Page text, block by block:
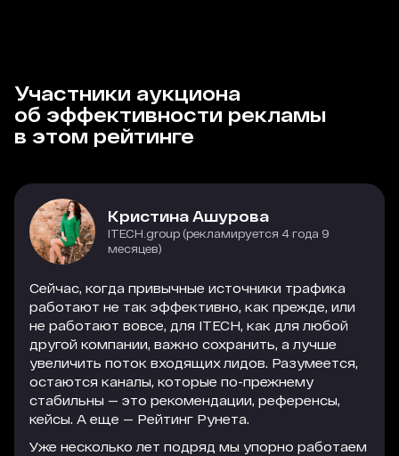
Участники аукциона
об эффективности рекламы
в этом рейтинге
Кристина Ашурова
ITECH.group (рекламируется 4 года 9
месяцев)
Сейчас, когда привычные источники трафика
работают не так эффективно, как прежде, или
не работают вовсе, для ITECH, как для любой
другой компании, важно сохранить, а лучше
увеличить поток входящих лидов. Разумеется,
остаются каналы, которые по-прежнему
стабильны — это рекомендации, референсы,
кейсы. А еще — Рейтинг Рунета.
Уже несколько лет подряд мы упорно работаем